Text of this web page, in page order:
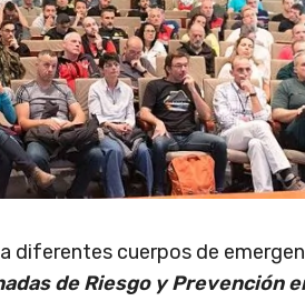
diferentes cuerpos de
de Riesgo y Prevención